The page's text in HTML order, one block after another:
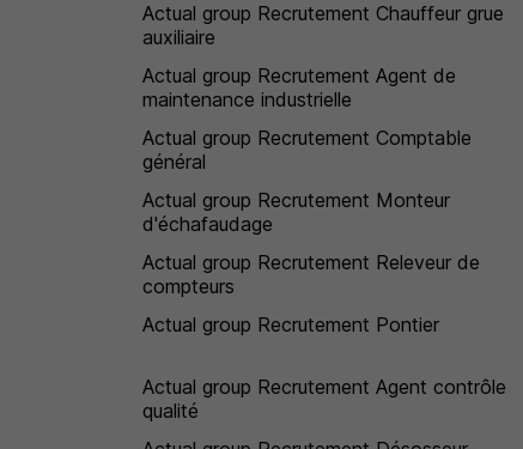
Actual group Recrutement Chauffeur grue
auxiliaire
Actual group Recrutement Agent de
maintenance industrielle
Actual group Recrutement Comptable
général
Actual group Recrutement Monteur
d'échafaudage
Actual group Recrutement Releveur de
compteurs
Actual group Recrutement Pontier
Actual group Recrutement Agent contrôle
qualité